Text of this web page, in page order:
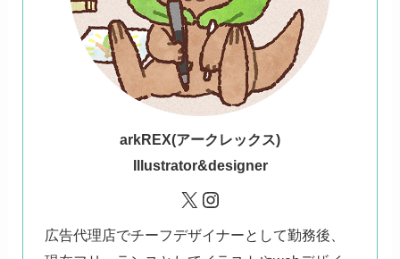
arkREX(アークレックス)
Illustrator&designer
X Instagram
広告代理店でチーフデザイナーとして勤務後、